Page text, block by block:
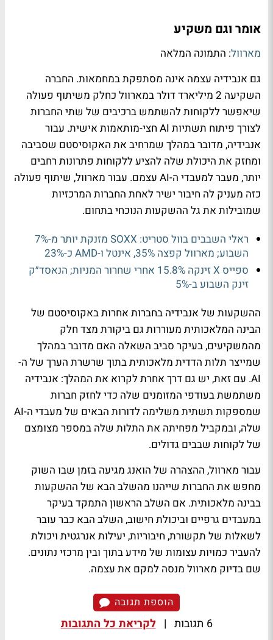
אומר וגם משקיע
מארוול: התמונה המלאה
גם אנבידיה עצמה אינה מסתפקת במחמאות. החברה
השקיעה 2 מיליארד דולר במארוול כחלק משיתוף פעולה
שיאפשר ללקוחות להשתמש ברכיבים של שתי החברות
לצורך פיתוח תשתיות AI חצי-מותאמות אישית. עבור
אנבידיה, מדובר במהלך שמרחיב את האקוסיסטם שסביבה
ומחזק את היכולת שלה להציע ללקוחות פתרונות רחבים
יותר, מעבר למעבדי ה-AI עצמם. עבור מארוול, שיתוף פעולה
כזה מעניק לה חיבור ישיר לאחת החברות המרכזיות
שמובילות את גל ההשקעות הנוכחי בתחום.
ראלי השבבים בוול סטריט: SOXX מזנקת יותר מ-7%
השבוע; מארוול קפצה 35%, אינטל ו-AMD כ-23%
ספייס X זינקה 15.8% אחרי שחרור המניות; הנאסד״ק
זינק השבוע ב-5%
ההשקעות של אנבידיה בחברות אחרות באקוסיסטם של
הבינה המלאכותית מעוררות גם ביקורת מצד חלק
מהמשקיעים, בעיקר סביב השאלה האם מדובר במהלך
שמייצר תלות הדדית מלאכותית בתוך שרשרת הערך של ה-
AI. עם זאת, יש גם דרך אחרת לקרוא את המהלך: אנבידיה
משתמשת בעודפי המזומנים שלה כדי לחזק חברות
שמספקות תשתית משלימה לדורות הבאים של מעבדי ה-AI
שלה, ובמקביל מפחיתה את התלות שלה במספר מצומצם
של לקוחות שבבים גדולים.
עבור מארוול, ההצהרה של הואנג מגיעה בזמן שבו השוק
מחפש את החברות שייהנו מהשלב הבא של ההשקעות
בבינה מלאכותית. אם השלב הראשון התמקד בעיקר
במעבדים גרפיים וביכולת חישוב, השלב הבא כבר עובר
לשאלות של תקשורת, חיבוריות, יעילות אנרגטית ויכולת
להעביר כמויות עצומות של מידע בתוך ובין מרכזי נתונים.
שם בדיוק מארוול מנסה למקם את עצמה.
הוספת תגובה
6 תגובות | לקריאת כל התגובות